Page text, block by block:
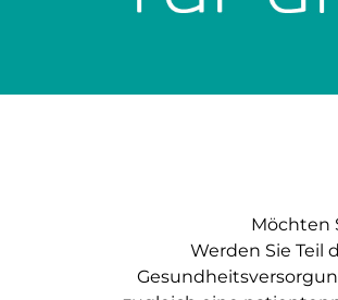
Möchten
Werden Sie Teil